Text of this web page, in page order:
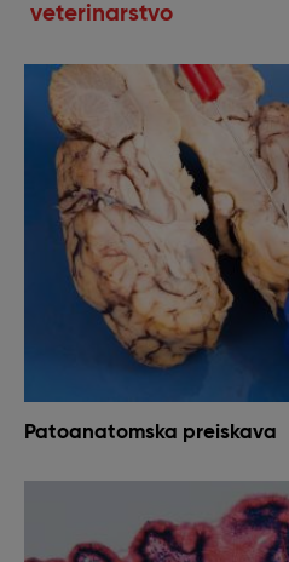
veterinarstvo
Patoanatomska preiskava